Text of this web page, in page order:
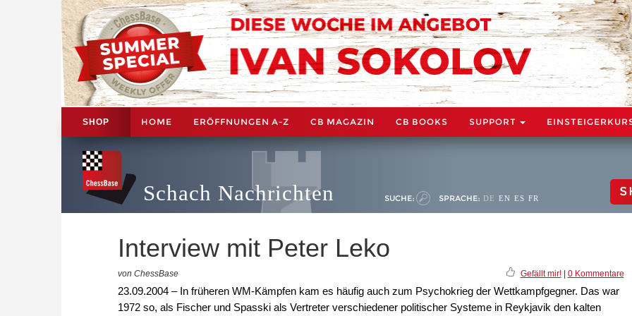
SHOP HOME ERÖFFNUNGEN A-Z CB MAGAZIN CB BOOKS SUPPORT
Schach Nachrichten SUCHE: SPRACHE: DE EN ES FR
Interview mit Peter Leko
von ChessBase Gefällt mir!| 0 Kommentare
23.09.2004 – In früheren WM-Kämpfen kam es häufig auch zum Psychokrieg der Wettkampfgegner. Das war
1972 so, als Fischer und Spasski als Vertreter verschiedener politischer Systeme in Reykjavik den kalten